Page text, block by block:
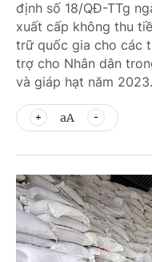
định số 18/QĐ-TTg
xuất cấp không thu
trữ quốc gia cho các
trợ cho Nhân dân
và giáp hạt năm 2023.
aA